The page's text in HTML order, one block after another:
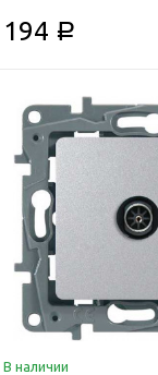
194 Р
В наличии